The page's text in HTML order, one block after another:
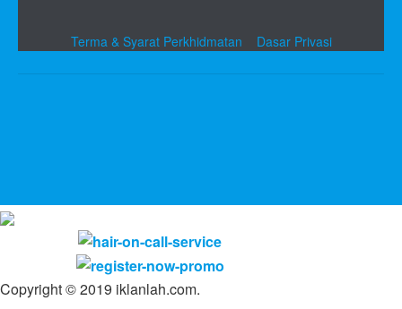
Terma & Syarat Perkhidmatan Dasar Privasi
Copyright © 2019 iklanlah.com.